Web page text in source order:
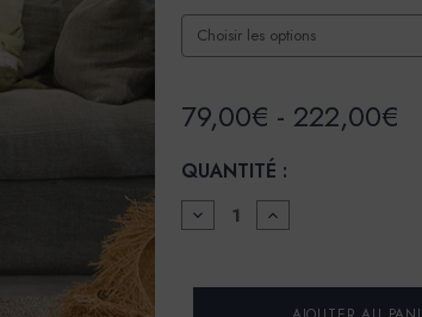
79,00€ - 222,00€
QUANTITÉ :
DIMINUER
LA
BADIGEON
AUGMENTER
LA
BADIGEON